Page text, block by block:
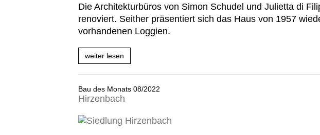
09/2022
Mettlenweg
Die Architekturbüros von Simon Schudel und Julietta di
renoviert. Seither präsentiert sich das Haus von 1957
vorhandenen Loggien.
weiter lesen
Bau
Monats
Mettlenweg
Bau des Monats 08/2022
Hirzenbach
Bau
des